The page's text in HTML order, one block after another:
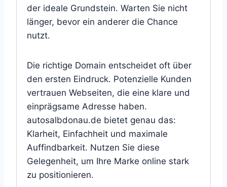
der ideale Grundstein. Warten Sie nicht
länger, bevor ein anderer die Chance
nutzt.
Die richtige Domain entscheidet oft über
den ersten Eindruck. Potenzielle Kunden
vertrauen Webseiten, die eine klare und
einprägsame Adresse haben.
autosalbdonau.de bietet genau das:
Klarheit, Einfachheit und maximale
Auffindbarkeit. Nutzen Sie diese
Gelegenheit, um Ihre Marke online stark
zu positionieren.